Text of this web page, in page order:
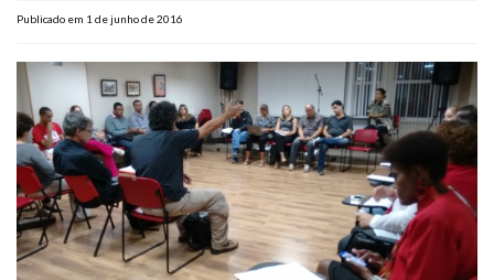
Publicado em 1 de junho de 2016
Gympass Wellhub
Plano de Saúde
Assistência Funeral
Pós-graduação
FacebookInstagramTwitter YoutubeTikTok Whatsapp